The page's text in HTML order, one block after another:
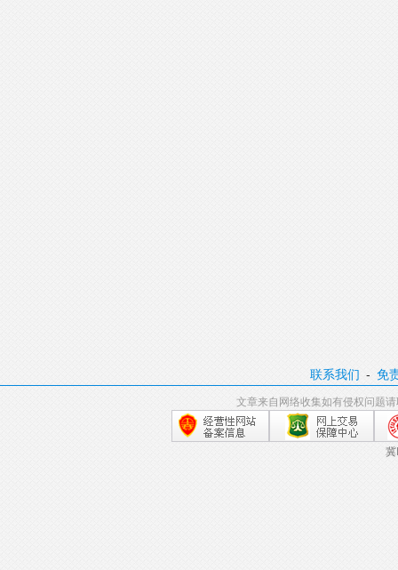
联系我们 -免
文章来自网络收集如有侵权问题